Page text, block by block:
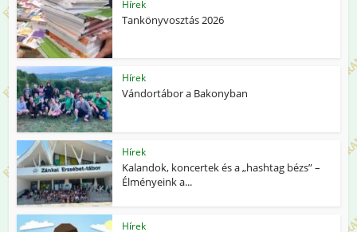
Hírek
Tankönyvosztás 2026
Hírek
Vándortábor a Bakonyban
Hírek
Kalandok, koncertek és a „hashtag bézs” –
Élményeink a...
Hírek